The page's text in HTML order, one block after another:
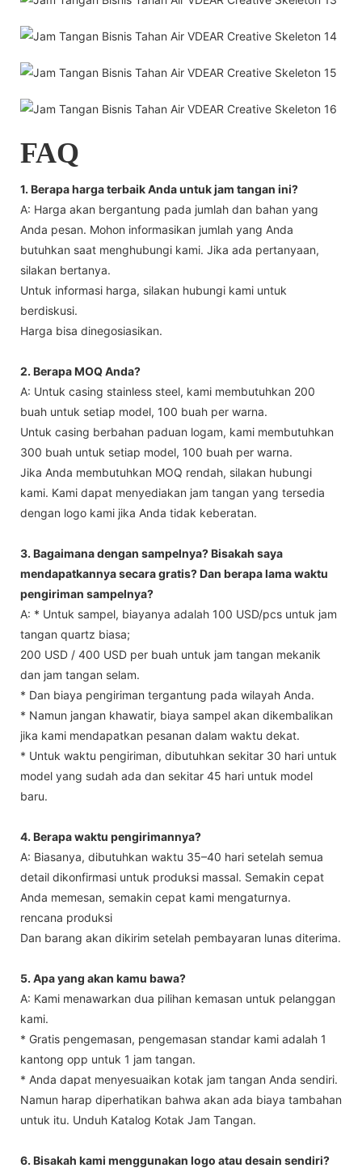
FAQ
1. Berapa harga terbaik Anda untuk jam tangan ini?
A: Harga akan bergantung pada jumlah dan bahan yang
Anda pesan. Mohon informasikan jumlah yang Anda
butuhkan saat menghubungi kami. Jika ada pertanyaan,
silakan bertanya.
Untuk informasi harga, silakan hubungi kami untuk
berdiskusi.
Harga bisa dinegosiasikan.
2. Berapa MOQ Anda?
A: Untuk casing stainless steel, kami membutuhkan 200
buah untuk setiap model, 100 buah per warna.
Untuk casing berbahan paduan logam, kami membutuhkan
300 buah untuk setiap model, 100 buah per warna.
Jika Anda membutuhkan MOQ rendah, silakan hubungi
kami. Kami dapat menyediakan jam tangan yang tersedia
dengan logo kami jika Anda tidak keberatan.
3. Bagaimana dengan sampelnya? Bisakah saya
mendapatkannya secara gratis? Dan berapa lama waktu
pengiriman sampelnya?
A: * Untuk sampel, biayanya adalah 100 USD/pcs untuk jam
tangan quartz biasa;
200 USD / 400 USD per buah untuk jam tangan mekanik
dan jam tangan selam.
* Dan biaya pengiriman tergantung pada wilayah Anda.
* Namun jangan khawatir, biaya sampel akan dikembalikan
jika kami mendapatkan pesanan dalam waktu dekat.
* Untuk waktu pengiriman, dibutuhkan sekitar 30 hari untuk
model yang sudah ada dan sekitar 45 hari untuk model
baru.
4. Berapa waktu pengirimannya?
A: Biasanya, dibutuhkan waktu 35–40 hari setelah semua
detail dikonfirmasi untuk produksi massal. Semakin cepat
Anda memesan, semakin cepat kami mengaturnya.
rencana produksi
Dan barang akan dikirim setelah pembayaran lunas diterima.
5. Apa yang akan kamu bawa?
A: Kami menawarkan dua pilihan kemasan untuk pelanggan
kami.
* Gratis pengemasan, pengemasan standar kami adalah 1
kantong opp untuk 1 jam tangan.
* Anda dapat menyesuaikan kotak jam tangan Anda sendiri.
Namun harap diperhatikan bahwa akan ada biaya tambahan
untuk itu. Unduh Katalog Kotak Jam Tangan.
6. Bisakah kami menggunakan logo atau desain sendiri?